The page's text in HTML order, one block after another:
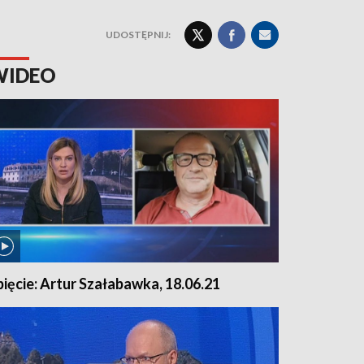
UDOSTĘPNIJ:
Artur Szałabawka, 18.06.21